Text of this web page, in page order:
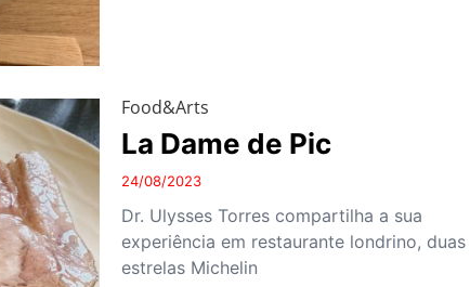
Food&Arts
La Dame de Pic
24/08/2023
Dr. Ulysses Torres compartilha a sua
experiência em restaurante londrino, duas
estrelas Michelin